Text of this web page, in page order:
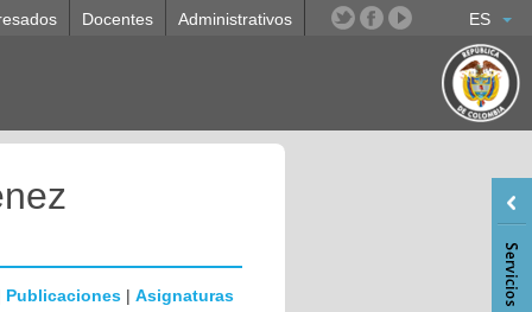
ES
Docentes Administrativos
Publicaciones | Asignaturas